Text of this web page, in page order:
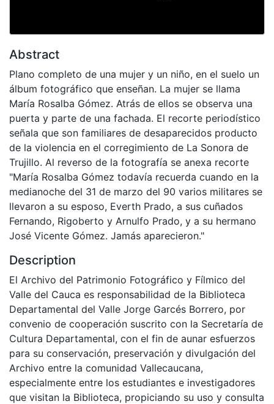
Abstract
Plano completo de una mujer y un niño, en el suelo un
álbum fotográfico que enseñan. La mujer se llama
María Rosalba Gómez. Atrás de ellos se observa una
puerta y parte de una fachada. El recorte periodístico
señala que son familiares de desaparecidos producto
de la violencia en el corregimiento de La Sonora de
Trujillo. Al reverso de la fotografía se anexa recorte
"María Rosalba Gómez todavía recuerda cuando en la
medianoche del 31 de marzo del 90 varios militares se
llevaron a su esposo, Everth Prado, a sus cuñados
Fernando, Rigoberto y Arnulfo Prado, y a su hermano
José Vicente Gómez. Jamás aparecieron."
Description
El Archivo del Patrimonio Fotográfico y Fílmico del
Valle del Cauca es responsabilidad de la Biblioteca
Departamental del Valle Jorge Garcés Borrero, por
convenio de cooperación suscrito con la Secretaría de
Cultura Departamental, con el fin de aunar esfuerzos
para su conservación, preservación y divulgación del
Archivo entre la comunidad Vallecaucana,
especialmente entre los estudiantes e investigadores
que visitan la Biblioteca, propiciando su uso y consulta